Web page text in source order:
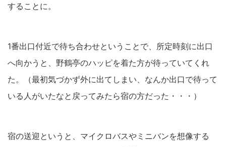
することに。
1番出口付近で待ち合わせということで、所定時刻に出口
へ向かうと、野鶴亭のハッピを着た方が待っていてくれ
た。（最初気づかず外に出てしまい、なんか出口で待って
いる人がいたなと戻ってみたら宿の方だった・・・）
宿の送迎というと、マイクロバスやミニバンを想像する